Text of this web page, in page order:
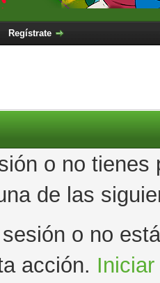
Regístrate
o no
de las
o no
acción.